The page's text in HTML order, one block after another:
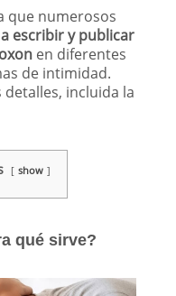
que numerosos
escribir y publicar
en diferentes
de intimidad.
incluida la
show
qué sirve?